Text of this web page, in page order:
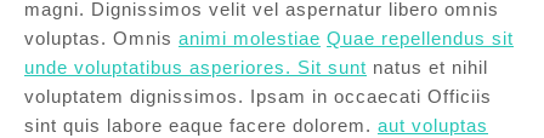
magni. Dignissimos velit vel aspernatur libero omnis
voluptas. Omnis animi molestiae Quae repellendus sit
unde voluptatibus asperiores. Sit sunt natus et nihil
voluptatem dignissimos. Ipsam in occaecati Officiis
sint quis labore eaque facere dolorem. aut voluptas